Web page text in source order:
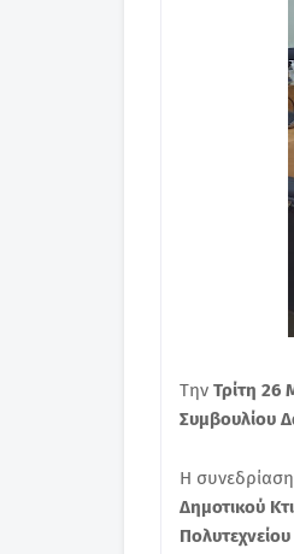
Την Τρίτη 26
Συμβουλίου
Η συνεδρίαση
Δημοτικού
Πολυτεχνείου